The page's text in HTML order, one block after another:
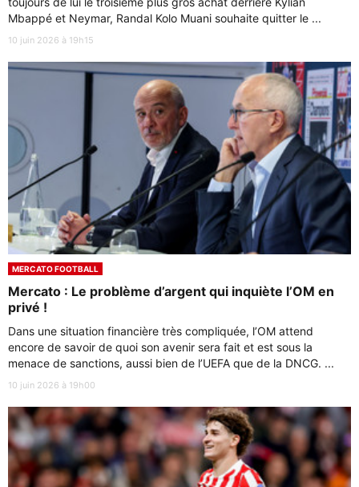
Mbappé et Neymar, Randal Kolo Muani souhaite quitter le ...
10 juin 2026 à 19h15
MERCATO FOOTBALL
Mercato : Le problème d’argent qui inquiète l’OM en
privé !
Dans une situation financière très compliquée, l’OM attend
encore de savoir de quoi son avenir sera fait et est sous la
menace de sanctions, aussi bien de l’UEFA que de la DNCG. ...
10 juin 2026 à 19h00